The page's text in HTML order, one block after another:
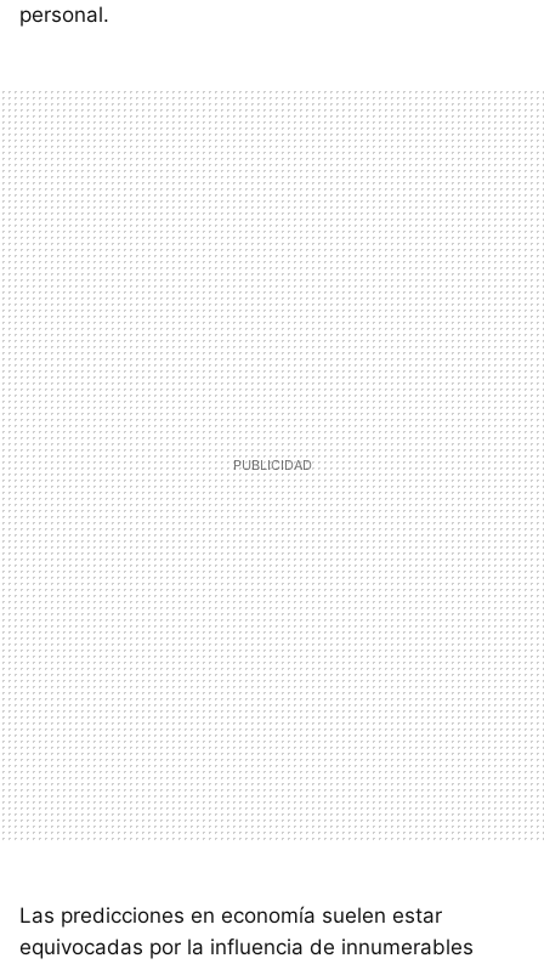
personal.
Las predicciones en economía suelen estar
equivocadas por la influencia de innumerables